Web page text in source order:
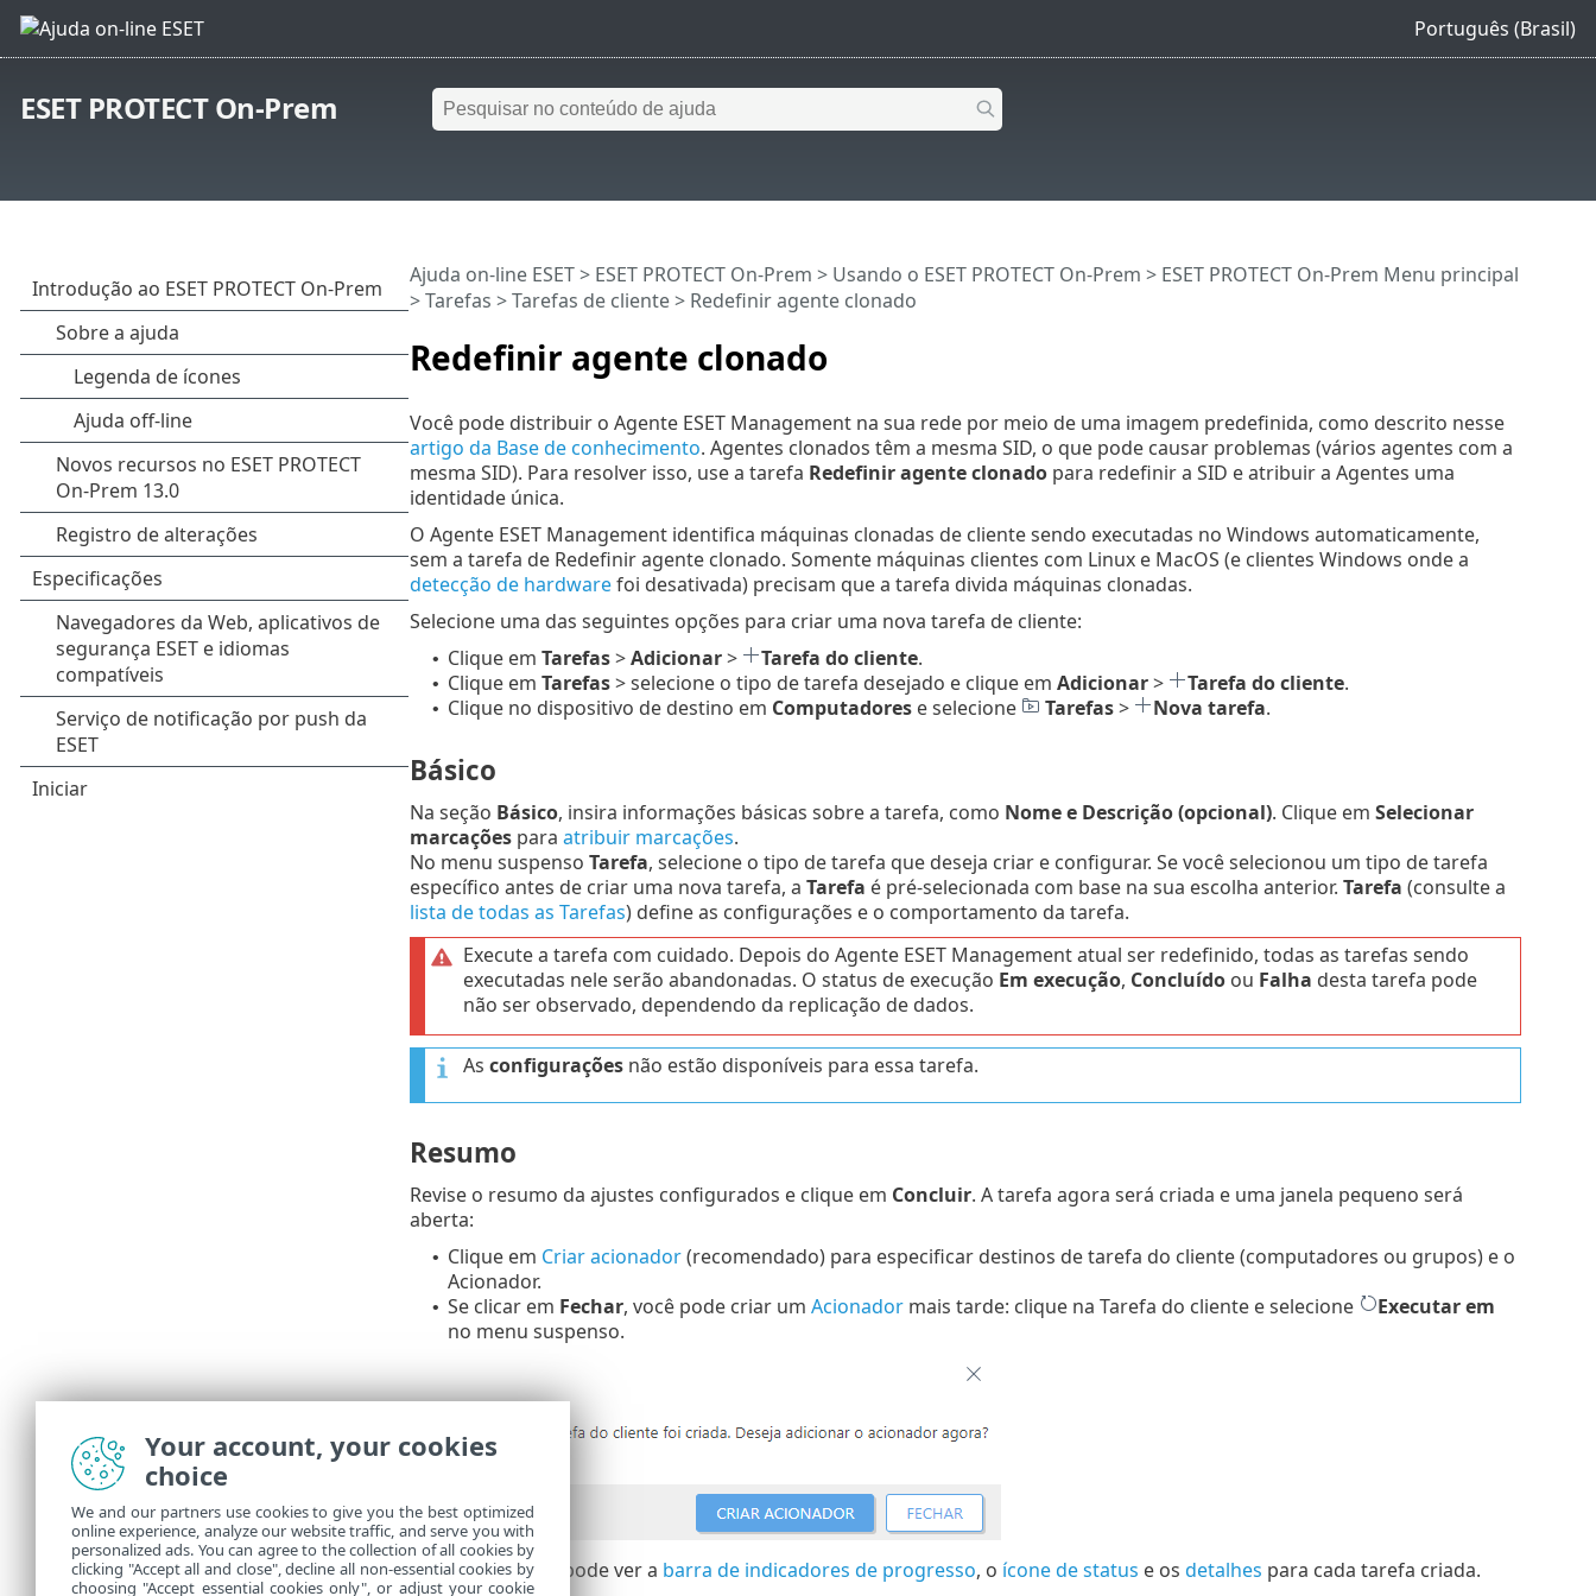
Português (Brasil)
ESET PROTECT On-Prem
Redefinir agente clonado
Ajuda on-line ESET> ESET PROTECT On-Prem > Usando o ESET PROTECT On-Prem > ESET PROTECT On-Prem Menu principal
>Tarefas >Tarefas de cliente> Redefinir agente clonado
Você pode distribuir o Agente ESET Management na sua rede por meio de uma imagem predefinida, como descrito nesse
artigo da Base de conhecimento. Agentes clonados têm a mesma SID, o que pode causar problemas (vários agentes com a
mesma SID). Para resolver isso, use a tarefa Redefinir agente clonadopara redefinir a SID e atribuir a Agentes uma
identidade única.
O Agente ESET Management identifica máquinas clonadas de cliente sendo executadas no Windows automaticamente,
sem a tarefa de Redefinir agente clonado. Somente máquinas clientes com Linux e MacOS (e clientes Windows onde a
detecção de hardwarefoi desativada) precisam que a tarefa divida máquinas clonadas.
Selecione uma das seguintes opções para criar uma nova tarefa de cliente:
• Clique em Tarefas>Adicionar> Tarefa do cliente.
• Clique em Tarefas> selecione o tipo de tarefa desejado e clique em Adicionar> Tarefa do cliente.
• Clique no dispositivo de destino em Computadorese selecione Tarefas> Nova tarefa.
Básico
Na seção Básico, insira informações básicas sobre a tarefa, como Nome e Descrição (opcional). Clique em Selecionar
marcaçõespara atribuir marcações.
No menu suspenso Tarefa, selecione o tipo de tarefa que deseja criar e configurar. Se você selecionou um tipo de tarefa
específico antes de criar uma nova tarefa, a Tarefa é pré-selecionada com base na sua escolha anterior. Tarefa (consulte a
lista de todas as Tarefas) define as configurações e o comportamento da tarefa.
Execute a tarefa com cuidado. Depois do Agente ESET Management atual ser redefinido, todas as tarefas sendo
executadas nele serão abandonadas. O status de execução Em execução, Concluídoou Falha desta tarefa pode
não ser observado, dependendo da replicação de dados.
As configuraçõesnão estão disponíveis para essa tarefa.
Resumo
Revise o resumo da ajustes configurados e clique em Concluir. A tarefa agora será criada e uma janela pequeno será
aberta:
• Clique em Criar acionador(recomendado) para especificar destinos de tarefa do cliente (computadores ou grupos) e o
Acionador.
• Se clicar em Fechar, você pode criar um Acionadormais tarde: clique na Tarefa do cliente e selecione
Executar em
no menu suspenso.
EmTarefasvocê pode ver a barra de indicadores de progresso, o ícone de status e os detalhes para cada tarefa criada.
Your account, your cookies
choice
We and our partners use cookies to give you the best optimized
online experience, analyze our website traffic, and serve you with
personalized ads. You can agree to the collection of all cookies by
clicking "Accept all and close", decline all non-essential cookies by
choosing "Accept essential cookies only", or adjust your cookie